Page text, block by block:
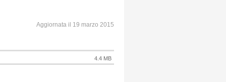
Aggiornata il 19 marzo 2015
4.4 MB